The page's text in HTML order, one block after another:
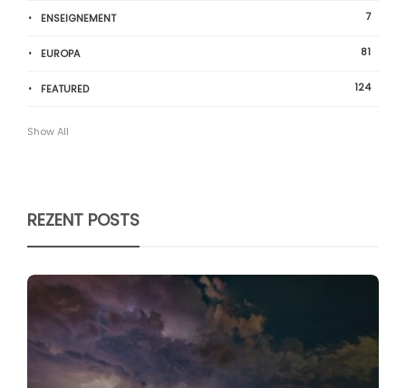
ENSEIGNEMENT 7
EUROPA 81
FEATURED 124
Show All
REZENT POSTS